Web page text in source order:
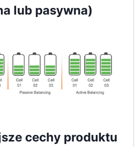
lub pasywna)
cechy produktu